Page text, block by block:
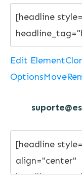
Edit Element
OptionsMove